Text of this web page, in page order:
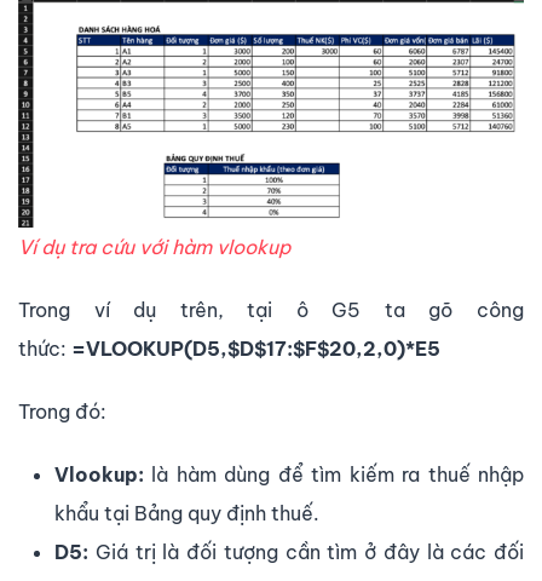
Ví dụ tra cứu với hàm vlookup
Trong ví dụ trên, tại ô G5 ta gõ công
thức: =VLOOKUP(D5,$D$17:$F$20,2,0)*E5
Trong đó:
Vlookup: là hàm dùng để tìm kiếm ra thuế nhập
khẩu tại Bảng quy định thuế.
D5: Giá trị là đối tượng cần tìm ở đây là các đối